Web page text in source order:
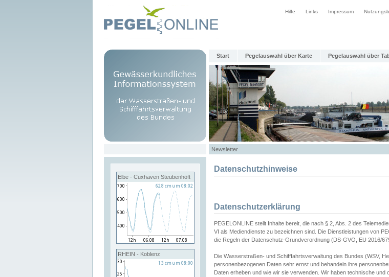
Hilfe Links Impressum
Start Pegelauswahl über Karte Pegelauswahl über
Newsletter
Elbe - Cuxhaven Steubenhöft
RHEIN - Koblenz
Datenschutzhinweise
Datenschutzerklärung
PEGELONLINE stellt Inhalte bereit, die nach § 2, Abs. 2 des
VI als Mediendienste zu bezeichnen sind. Die Dienstleistungen von
die Regeln der Datenschutz-Grundverordnung (DS-GVO, EU 2016/
Die Wasserstraßen- und Schifffahrtsverwaltung des Bundes (WSV,
personenbezogenen Daten sehr ernst und behandeln ihre
Daten erheben und wie wir sie verwenden. Wir haben technische